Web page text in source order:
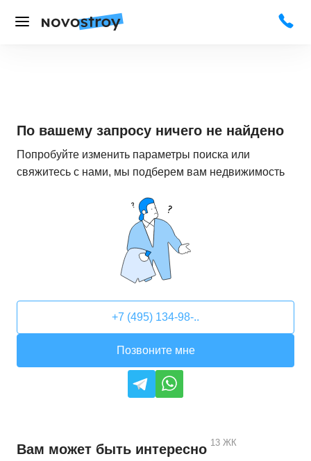
По вашему запросу ничего не найдено
Попробуйте изменить параметры поиска или
свяжитесь с нами, мы подберем вам недвижимость
+7 (495) 134-98-..
Позвоните мне
Вам может быть интересно 13 ЖК